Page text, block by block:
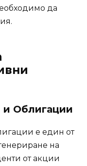
да
и Облигации
е един от
на
от акции